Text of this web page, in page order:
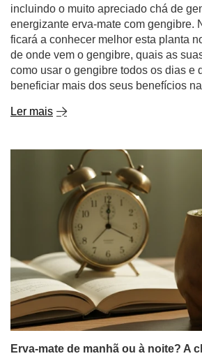
incluindo o muito apreciado chá de
energizante erva-mate com gengibre.
ficará a conhecer melhor esta planta
de onde vem o gengibre, quais as
como usar o gengibre todos os dias e
beneficiar mais dos seus benefícios
Ler mais
Erva-mate de manhã ou à noite? A